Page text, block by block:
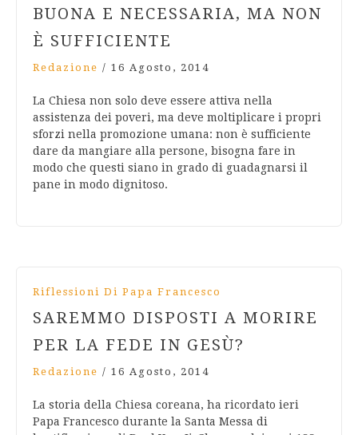
BUONA E NECESSARIA, MA NON
È SUFFICIENTE
Redazione / 16 Agosto, 2014
La Chiesa non solo deve essere attiva nella
assistenza dei poveri, ma deve moltiplicare i propri
sforzi nella promozione umana: non è sufficiente
dare da mangiare alla persone, bisogna fare in
modo che questi siano in grado di guadagnarsi il
pane in modo dignitoso.
Riflessioni Di Papa Francesco
SAREMMO DISPOSTI A MORIRE
PER LA FEDE IN GESÙ?
Redazione / 16 Agosto, 2014
La storia della Chiesa coreana, ha ricordato ieri
Papa Francesco durante la Santa Messa di